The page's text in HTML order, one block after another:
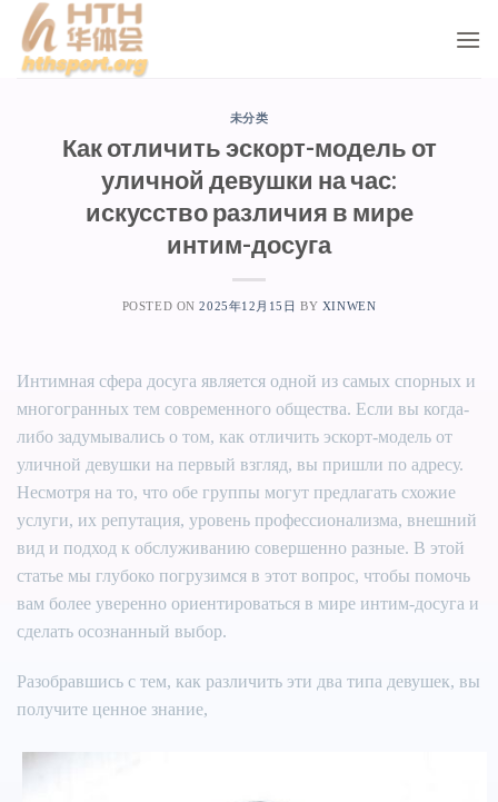
Skip
content
未分类
Как отличить эскорт-модель от
уличной девушки на час:
искусство различия в мире
интим-досуга
POSTED ON2025年12月15日 BY XINWEN
Интимная сфера досуга является одной из самых спорных и
многогранных тем современного общества. Если вы когда-
либо задумывались о том, как отличить эскорт-модель от
уличной девушки на первый взгляд, вы пришли по адресу.
Несмотря на то, что обе группы могут предлагать схожие
услуги, их репутация, уровень профессионализма, внешний
вид и подход к обслуживанию совершенно разные. В этой
статье мы глубоко погрузимся в этот вопрос, чтобы помочь
вам более уверенно ориентироваться в мире интим-досуга и
сделать осознанный выбор.
Разобравшись с тем, как различить эти два типа девушек, вы
получите ценное знание,